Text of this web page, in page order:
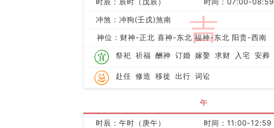
吉
冲煞：冲狗(壬戌)煞南
神位：财神-正北 喜神-东北 福神-东北 阳贵-西南
祭祀 祈福 酬神 订婚 嫁娶 求财 入宅 安葬
赴任 修造 移徙 出行 词讼
午
时辰：午时（庚午）
时间：11:00-12:59